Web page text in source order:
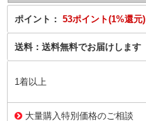
ポイント： 53ポイント(1%還元)
送料： 送料無料でお届けします
1着以上
大量購入特別価格のご相談